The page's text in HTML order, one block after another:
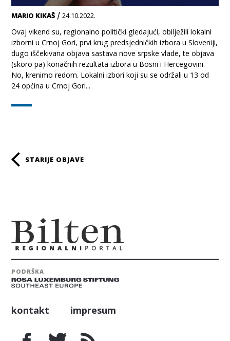
MARIO KIKAŠ /24.10.2022.
Ovaj vikend su, regionalno politički gledajući, obilježili lokalni
izborni u Crnoj Gori, prvi krug predsjedničkih izbora u Sloveniji,
dugo iščekivana objava sastava nove srpske vlade, te objava
(skoro pa) konačnih rezultata izbora u Bosni i Hercegovini.
No, krenimo redom. Lokalni izbori koji su se održali u 13 od
24 općina u Crnoj Gori...
Posts
STARIJE OBJAVE
PODRŠKA
kontakt impresum